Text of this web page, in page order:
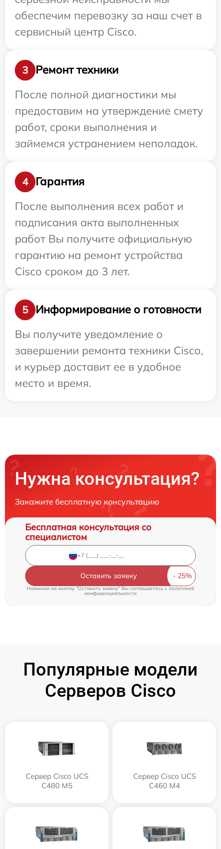
обеспечим перевозку за наш счет в
сервисный центр Cisco.
3
Ремонт техники
После полной диагностики мы
предоставим на утверждение смету
работ, сроки выполнения и
займемся устранением неполадок.
4
Гарантия
После выполнения всех работ и
подписания акта выполненных
работ Вы получите официальную
гарантию на ремонт устройства
Cisco сроком до 3 лет.
5
Информирование о готовности
Вы получите уведомление о
завершении ремонта техники Cisco,
и курьер доставит ее в удобное
место и время.
Нужна консультация?
Закажите бесплатную консультацию
Бесплатная консультация со
специалистом
Оставить заявку
Нажимая на кнопку "Оставить заявку" Вы соглашаетесь cполитикой
конфиденциальности
Популярные модели
Серверов Cisco
Сервер Cisco UCS
C480 M5
Сервер Cisco UCS
C460 M4